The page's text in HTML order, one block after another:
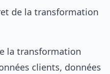
de la transformation
la transformation
clients, données